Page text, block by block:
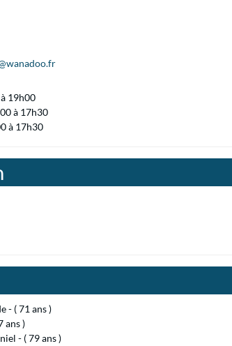
19h00
à 17h30
à 17h30
- ( 71 ans )
ans )
- ( 79 ans )